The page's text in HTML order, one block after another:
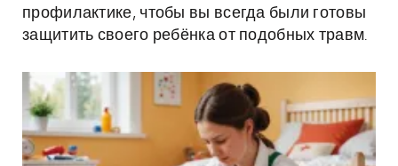
профилактике, чтобы вы всегда были готовы
защитить своего ребёнка от подобных травм.